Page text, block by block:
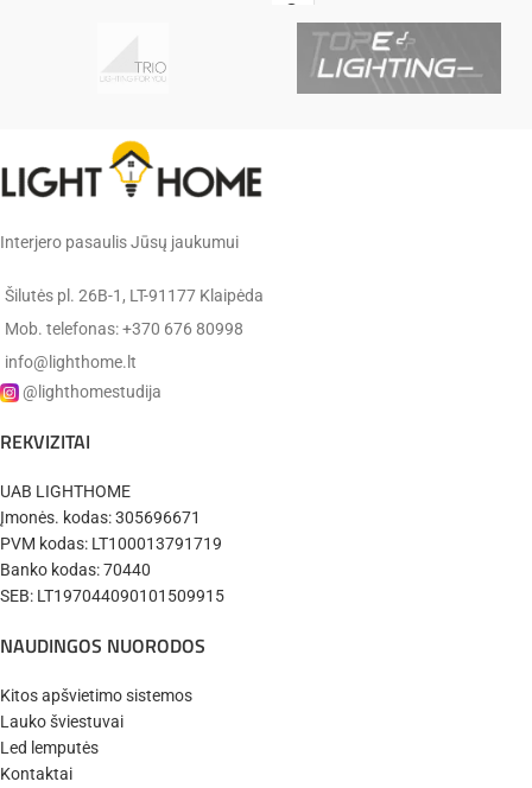
Pristatysime per 1-3 d.d.
Interjero pasaulis Jūsų jaukumui
Šilutės pl. 26B-1, LT-91177 Klaipėda
Mob. telefonas: +370 676 80998
info@lighthome.lt
@lighthomestudija
REKVIZITAI
UAB LIGHTHOME
Įmonės. kodas: 305696671
PVM kodas: LT100013791719
Banko kodas: 70440
SEB: LT197044090101509915
NAUDINGOS NUORODOS
Kitos apšvietimo sistemos
Lauko šviestuvai
Led lemputės
Kontaktai